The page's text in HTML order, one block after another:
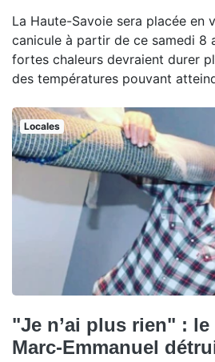
La Haute-Savoie sera placée en
canicule à partir de ce samedi 8
fortes chaleurs devraient durer
des températures pouvant
Locales
"Je n’ai plus rien" :
Marc-Emmanuel